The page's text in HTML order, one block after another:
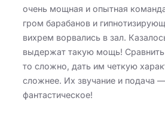
очень мощная и опытная
гром барабанов и
вихрем ворвались в зал.
выдержат такую мощь!
то сложно, дать им четкую
сложнее. Их звучание и подача
фантастическое!